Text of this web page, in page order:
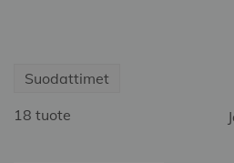
18 tuote
Suodattimet